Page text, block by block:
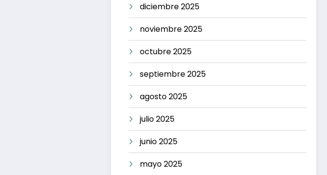
diciembre 2025
noviembre 2025
octubre 2025
septiembre 2025
agosto 2025
julio 2025
junio 2025
mayo 2025